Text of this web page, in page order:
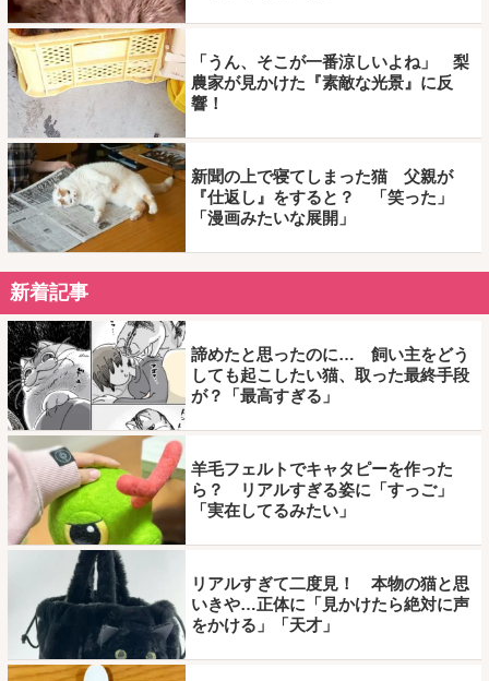
「うん、そこが一番涼しいよね」 梨
農家が見かけた『素敵な光景』に反
響！
新聞の上で寝てしまった猫 父親が
『仕返し』をすると？ 「笑った」
「漫画みたいな展開」
新着記事
諦めたと思ったのに… 飼い主をどう
しても起こしたい猫、取った最終手段
が？「最高すぎる」
羊毛フェルトでキャタピーを作った
ら？ リアルすぎる姿に「すっご」
「実在してるみたい」
リアルすぎて二度見！ 本物の猫と思
いきや…正体に「見かけたら絶対に声
をかける」「天才」